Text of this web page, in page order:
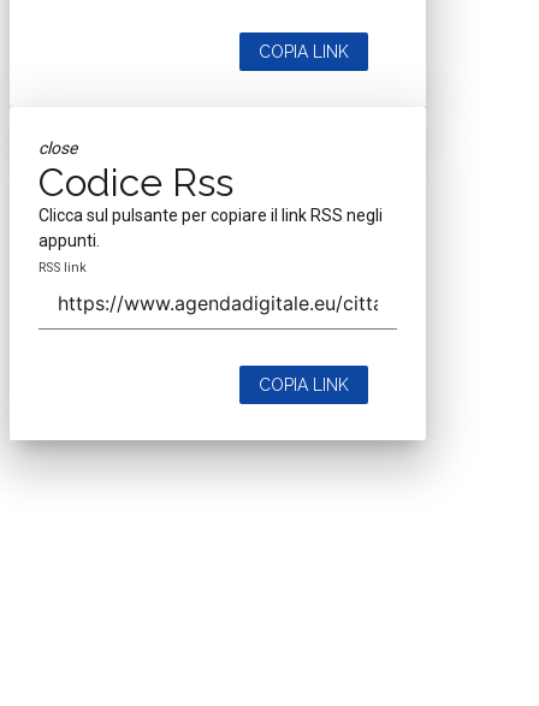
COPIA LINK
close
Codice Rss
Clicca sul pulsante per copiare il link RSS negli
appunti.
RSS link
COPIA LINK